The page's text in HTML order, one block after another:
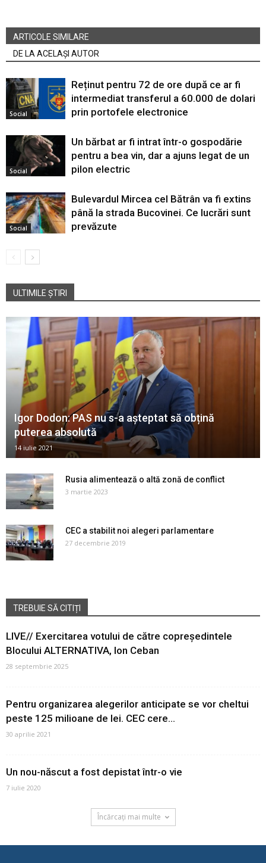
ARTICOLE SIMILARE
DE LA ACELAȘI AUTOR
Social
Reținut pentru 72 de ore după ce ar fi
intermediat transferul a 60.000 de dolari
prin portofele electronice
Social
Un bărbat ar fi intrat într-o gospodărie
pentru a bea vin, dar a ajuns legat de un
pilon electric
Social
Bulevardul Mircea cel Bătrân va fi extins
până la strada Bucovinei. Ce lucrări sunt
prevăzute
ULTIMILE ȘTIRI
Igor Dodon: PAS nu s-a așteptat să obțină
puterea absolută
14 iulie 2021
Rusia alimentează o altă zonă de conflict
3 martie 2023
CEC a stabilit noi alegeri parlamentare
27 decembrie 2019
TREBUIE SĂ CITIȚI
LIVE// Exercitarea votului de către copreședintele
Blocului ALTERNATIVA, Ion Ceban
28 septembrie 2025
Pentru organizarea alegerilor anticipate se vor cheltui
peste 125 milioane de lei. CEC cere...
30 aprilie 2021
Un nou-născut a fost depistat într-o vie
7 iulie 2020
Încărcați mai multe